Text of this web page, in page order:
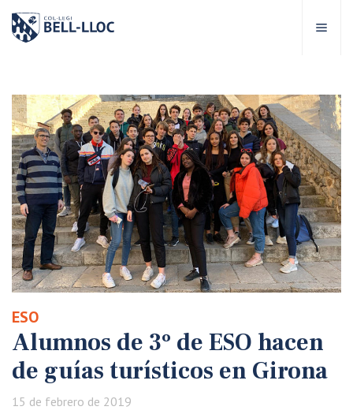
Bell-lloc
Educativo
educativas
Escolares
Bell-lloc
ESO
Alumnos de 3º de ESO hacen
de guías turísticos en Girona
15 de febrero de 2019